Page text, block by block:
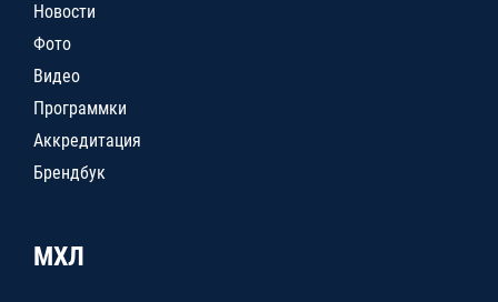
Новости
Фото
Видео
Программки
Аккредитация
Брендбук
МХЛ